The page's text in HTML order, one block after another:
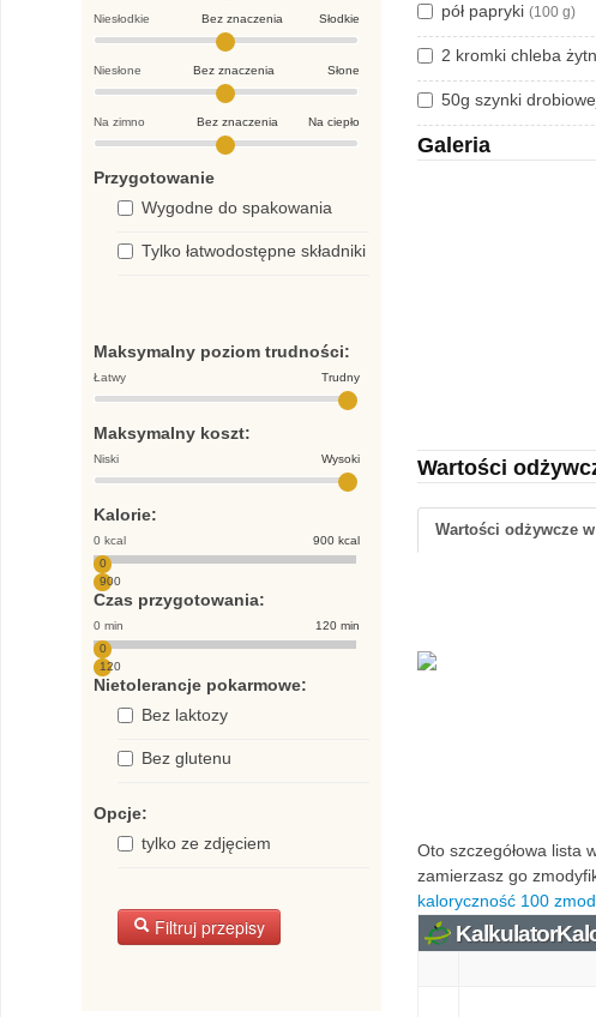
Niesłodkie Słodkie
Bez znaczenia
Niesłone Słone
Bez znaczenia
Na zimno Na ciepło
Bez znaczenia
Przygotowanie
Wygodne do spakowania
Tylko łatwodostępne składniki
Maksymalny poziom trudności:
Łatwy Trudny
Maksymalny koszt:
Niski Wysoki
Kalorie:
0 kcal
900 kcal
0
900
Czas przygotowania:
0 min
120 min
0
120
Nietolerancje pokarmowe:
Bez laktozy
Bez glutenu
Opcje:
tylko ze zdjęciem
Filtruj przepisy
pół papryki (100 g)
2 kromki chleba
50g szynki
Galeria
Wartości
Wartości odżywcze w
Oto szczegółowa lista
zamierzasz go
kaloryczność 100